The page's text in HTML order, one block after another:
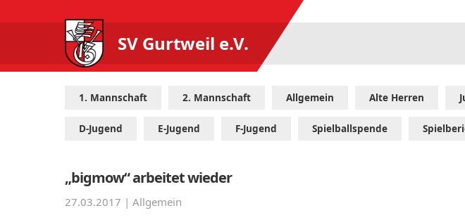
SV Gurtweil e.V.
1. Mannschaft 2. Mannschaft Allgemein Alte Herren
D-Jugend E-Jugend F-Jugend Spielballspende
„bigmow“ arbeitet wieder
27.03.2017 | Allgemein